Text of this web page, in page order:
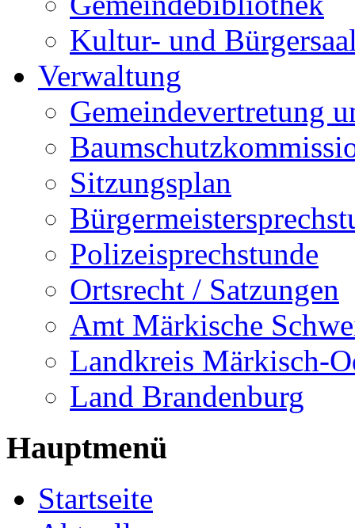
Kultur- und
Verwaltung
Gemeindevertretung
Sitzungsplan
Polizeisprechstunde
Ortsrecht / Satzungen
Amt Märkische
Landkreis Märkisch-
Land Brandenburg
Hauptmenü
Startseite